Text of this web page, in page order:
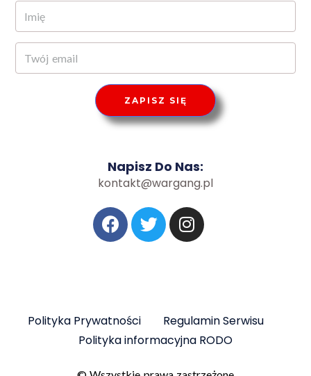
Napisz Do Nas:
kontakt@wargang.pl
ZAPISZ SIĘ
Polityka Prywatności
Regulamin Serwisu
Polityka informacyjna RODO